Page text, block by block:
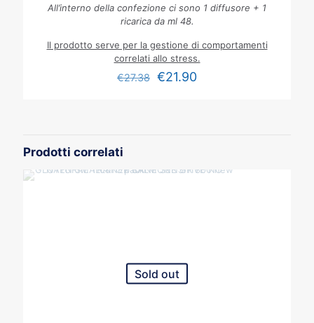
All’interno della confezione ci sono 1 diffusore + 1
ricarica da ml 48.
Il prodotto serve per la gestione di comportamenti
correlati allo stress.
€27.38 €21.90
Prodotti correlati
Sold out